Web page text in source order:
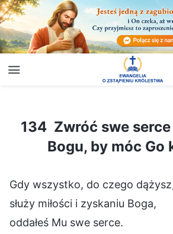
134 Zwróć swe serce
Bogu, by móc Go
Gdy wszystko, do czego
służy miłości i zyskaniu Boga,
oddałeś Mu swe serce.